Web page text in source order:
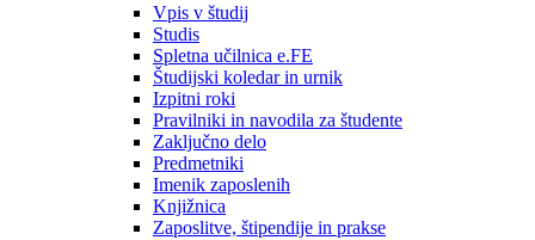
Vpis v študij
Studis
Spletna učilnica e.FE
Študijski koledar in urnik
Izpitni roki
Pravilniki in navodila za študente
Zaključno delo
Predmetniki
Imenik zaposlenih
Knjižnica
Zaposlitve, štipendije in prakse